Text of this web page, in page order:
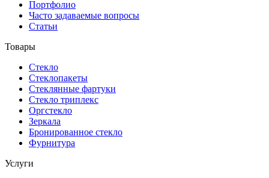
Портфолио
Часто задаваемые вопросы
Статьи
Товары
Стекло
Стеклопакеты
Стеклянные фартуки
Стекло триплекс
Оргстекло
Зеркала
Бронированное стекло
Фурнитура
Услуги